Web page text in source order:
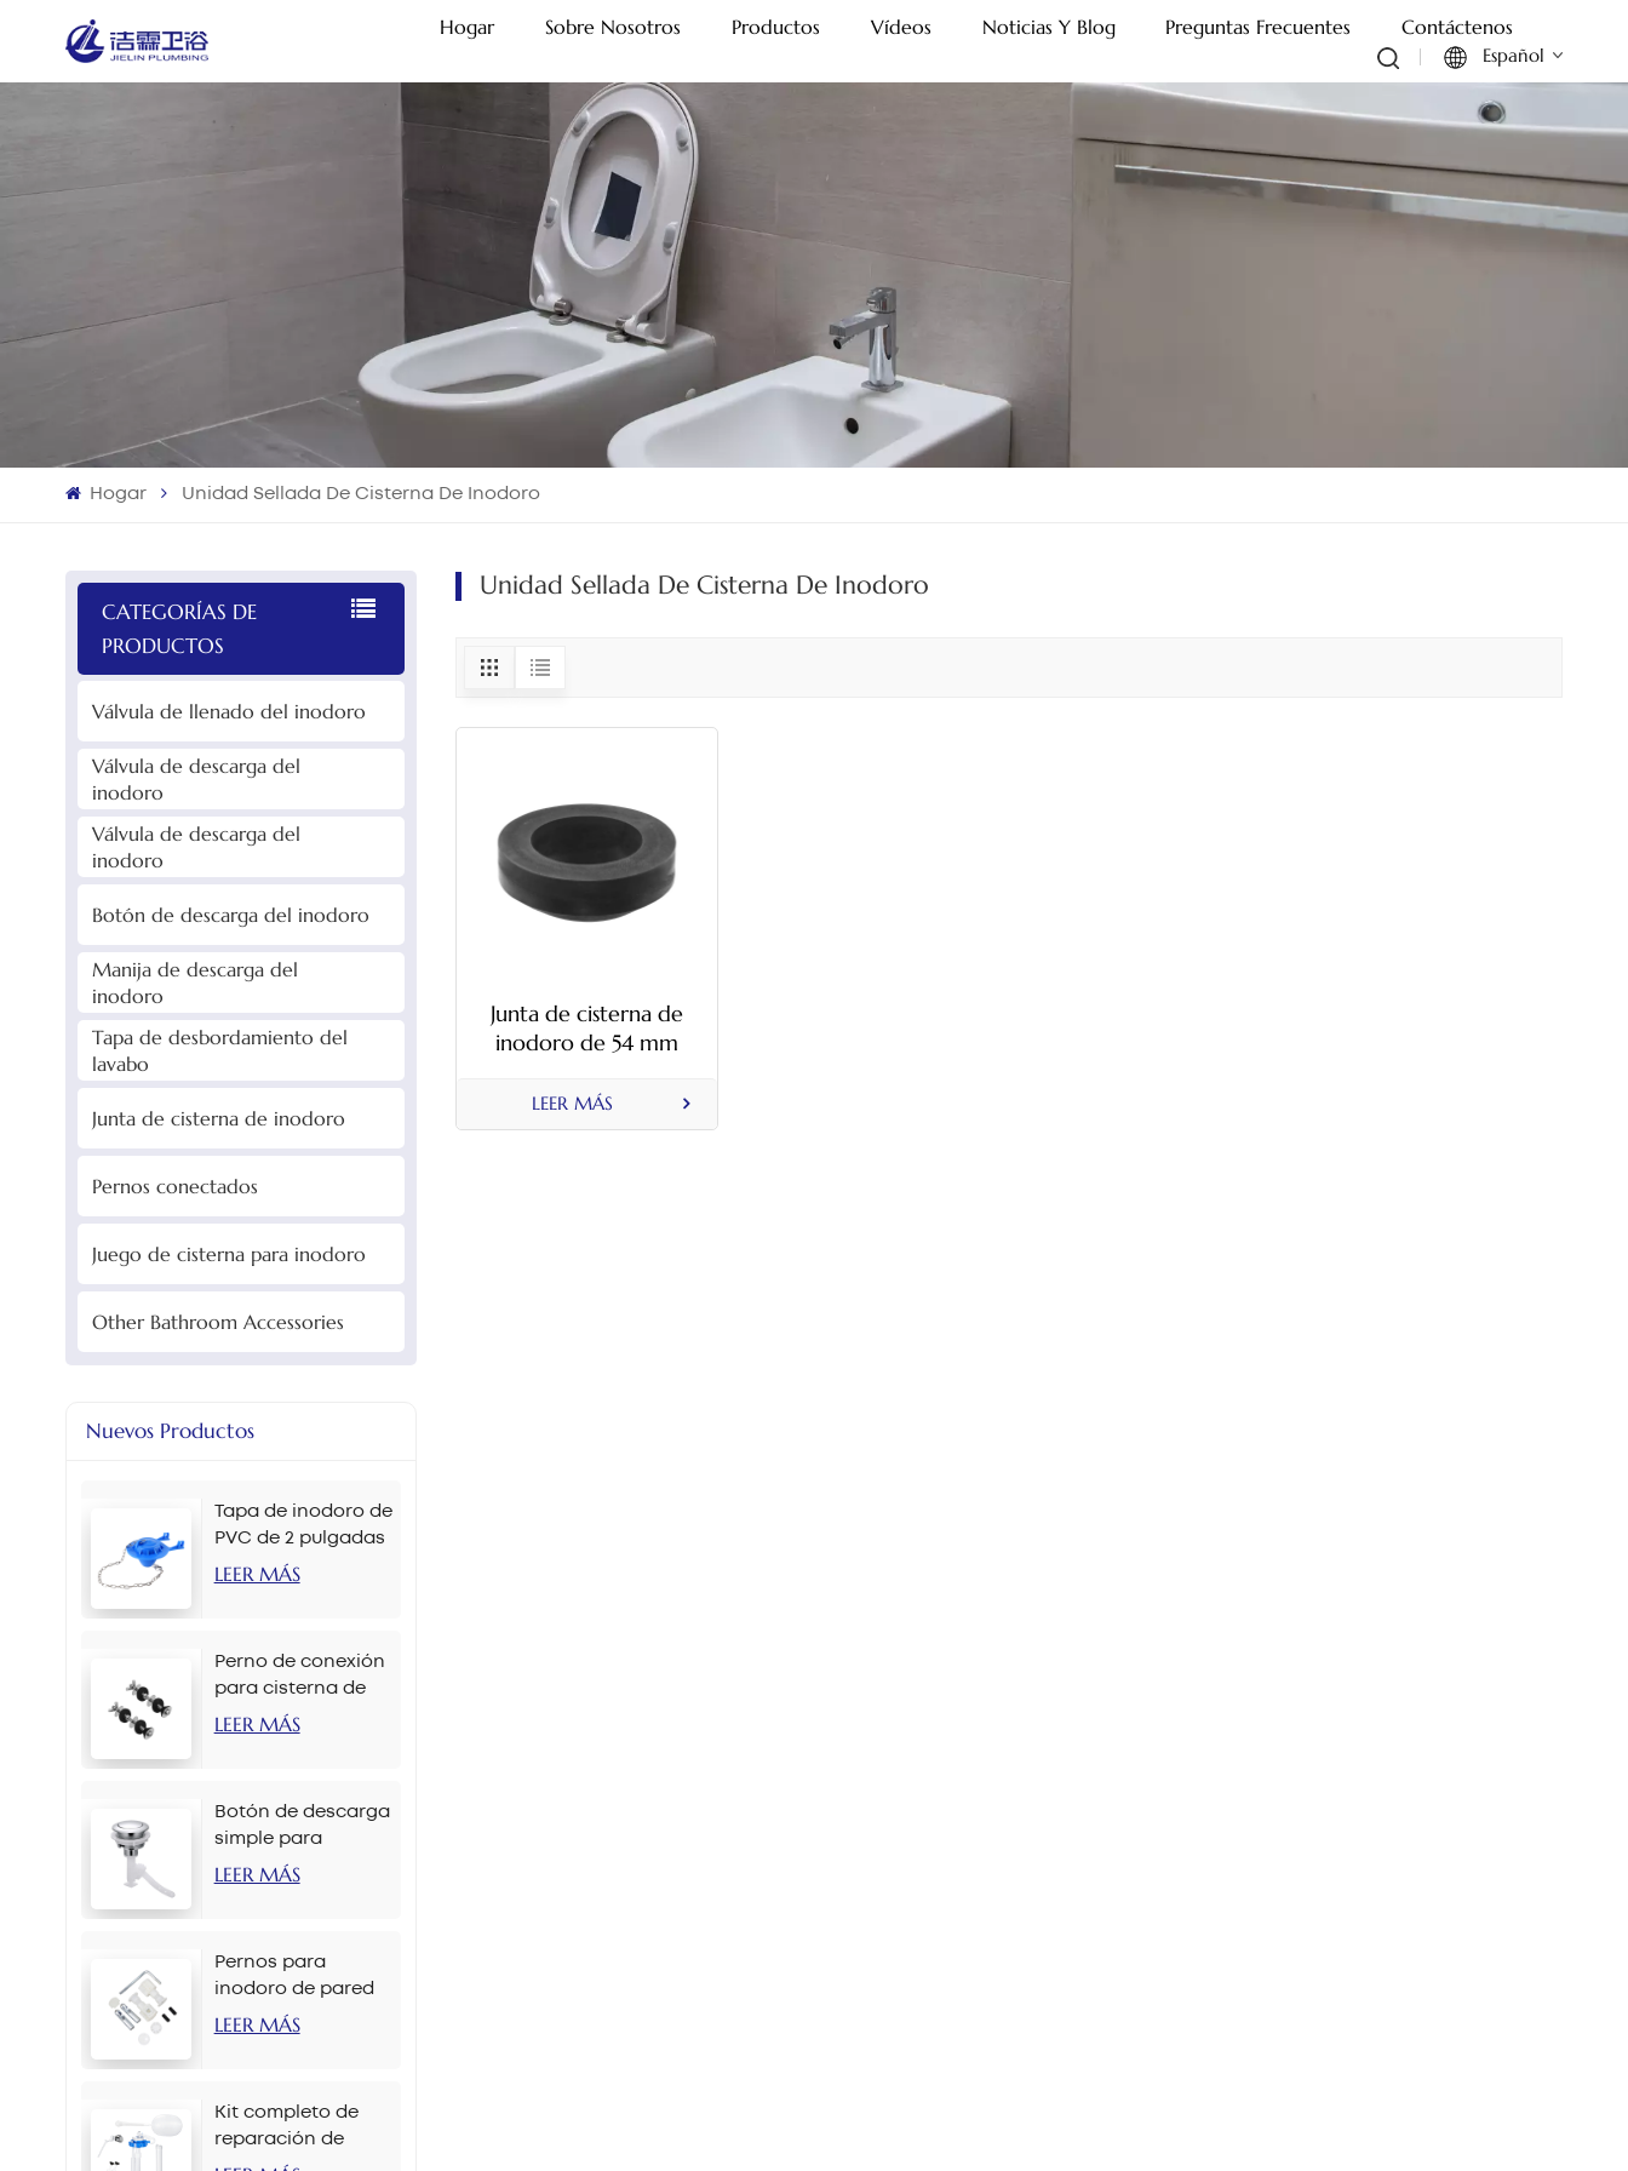
Hogar Sobre Nosotros Productos Vídeos Noticias Y Blog Preguntas Frecuentes Contáctenos
Español
Français
Hogar Unidad Sellada De Cisterna De Inodoro
CATEGORÍAS DE
PRODUCTOS
Válvula de llenado del inodoro
Válvula de descarga del
inodoro
Válvula de descarga del
inodoro
Botón de descarga del inodoro
Manija de descarga del
inodoro
Tapa de desbordamiento del
lavabo
Junta de cisterna de inodoro
Pernos conectados
Juego de cisterna para inodoro
Other Bathroom Accessories
Nuevos Productos
Tapa de inodoro de
PVC de 2 pulgadas
en varios colores
LEER MÁS
Perno de conexión
para cisterna de
inodoro M6 x 90
LEER MÁS
Botón de descarga
simple para
inodoro de 38 mm
LEER MÁS
Pernos para
inodoro de pared
M12 x 70 mm
LEER MÁS
Kit completo de
reparación de
tanque de inodoro
Unidad Sellada De Cisterna De Inodoro
Junta de cisterna de
inodoro de 54 mm
LEER MÁS